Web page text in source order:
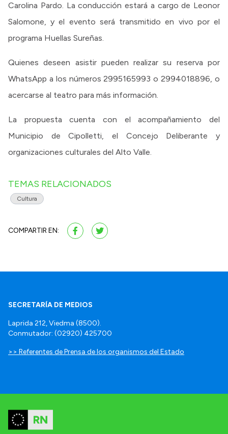
Carolina Pardo. La conducción estará a cargo de Leonor
Salomone, y el evento será transmitido en vivo por el
programa Huellas Sureñas.
Quienes deseen asistir pueden realizar su reserva por
WhatsApp a los números 2995165993 o 2994018896, o
acercarse al teatro para más información.
La propuesta cuenta con el acompañamiento del
Municipio de Cipolletti, el Concejo Deliberante y
organizaciones culturales del Alto Valle.
TEMAS RELACIONADOS
Cultura
COMPARTIR EN:
SECRETARÍA DE MEDIOS
Laprida 212, Viedma (8500).
Conmutador: (02920) 425700
>> Referentes de Prensa de los organismos del Estado